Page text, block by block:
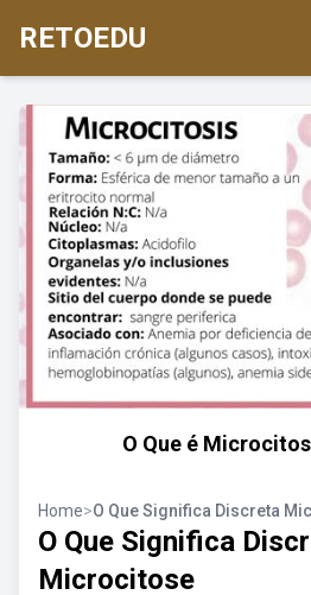
RETOEDU
O Que é
Home>O Que Significa Discreta
O Que Significa
Microcitose